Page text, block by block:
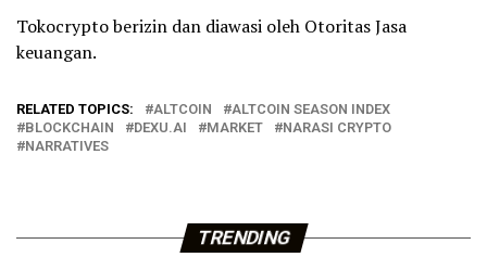
Tokocrypto berizin dan diawasi oleh Otoritas Jasa
keuangan.
RELATED TOPICS: ALTCOIN
ALTCOIN SEASON INDEX
BLOCKCHAIN
DEXU.AI MARKET
NARASI CRYPTO
NARRATIVES
TRENDING